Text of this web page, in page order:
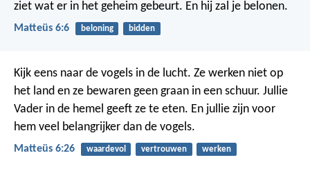
ziet wat er in het geheim gebeurt. En hij zal je belonen.
Matteüs 6:6 beloning bidden
Kijk eens naar de vogels in de lucht. Ze werken niet op
het land en ze bewaren geen graan in een schuur. Jullie
Vader in de hemel geeft ze te eten. En jullie zijn voor
hem veel belangrijker dan de vogels.
Matteüs 6:26 waardevol vertrouwen werken